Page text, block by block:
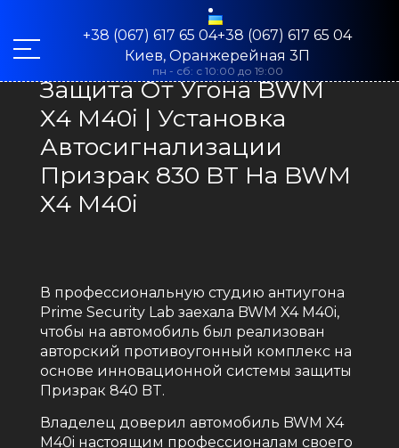
+38 (067) 617 65 04+38 (067) 617 65 04
Киев, Оранжерейная 3П
пн - сб: с 10:00 до 19:00
Защита От Угона BWM
X4 M40i | Установка
Автосигнализации
Призрак 830 BT На BWM
X4 M40i
В профессиональную студию антиугона
Prime Security Lab заехала BWM X4 M40i,
чтобы на автомобиль был реализован
авторский противоугонный комплекс на
основе инновационной системы защиты
Призрак 840 BT.
Владелец доверил автомобиль BWM X4
M40i настоящим профессионалам своего